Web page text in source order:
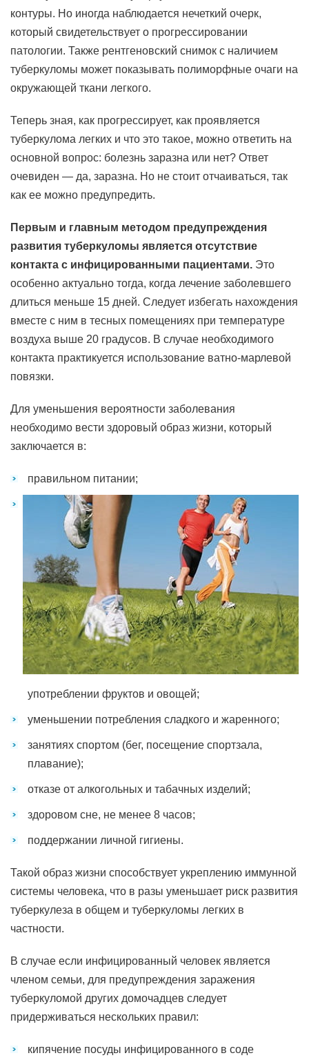
контуры. Но иногда наблюдается нечеткий очерк,
который свидетельствует о прогрессировании
патологии. Также рентгеновский снимок с наличием
туберкуломы может показывать полиморфные очаги на
окружающей ткани легкого.
Теперь зная, как прогрессирует, как проявляется
туберкулома легких и что это такое, можно ответить на
основной вопрос: болезнь заразна или нет? Ответ
очевиден — да, заразна. Но не стоит отчаиваться, так
как ее можно предупредить.
Первым и главным методом предупреждения
развития туберкуломы является отсутствие
контакта с инфицированными пациентами. Это
особенно актуально тогда, когда лечение заболевшего
длиться меньше 15 дней. Следует избегать нахождения
вместе с ним в тесных помещениях при температуре
воздуха выше 20 градусов. В случае необходимого
контакта практикуется использование ватно-марлевой
повязки.
Для уменьшения вероятности заболевания
необходимо вести здоровый образ жизни, который
заключается в:
правильном питании;
употреблении фруктов и овощей;
уменьшении потребления сладкого и жаренного;
занятиях спортом (бег, посещение спортзала,
плавание);
отказе от алкогольных и табачных изделий;
здоровом сне, не менее 8 часов;
поддержании личной гигиены.
Такой образ жизни способствует укреплению иммунной
системы человека, что в разы уменьшает риск развития
туберкулеза в общем и туберкуломы легких в
частности.
В случае если инфицированный человек является
членом семьи, для предупреждения заражения
туберкуломой других домочадцев следует
придерживаться нескольких правил:
кипячение посуды инфицированного в соде